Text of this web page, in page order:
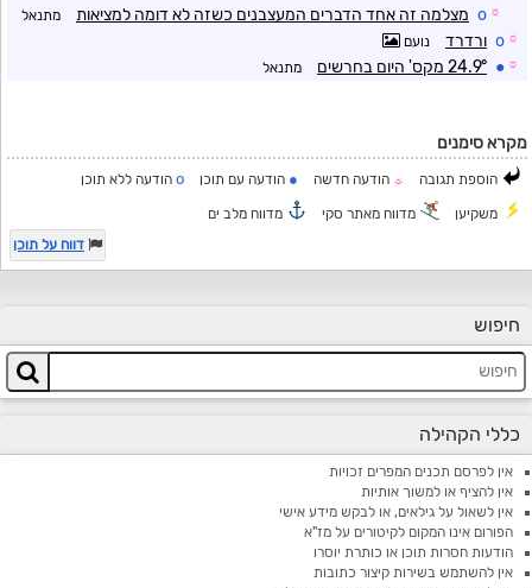
☼
o מצלמה זה אחד הדברים המעצבנים כשזה לא דומה למציאות מתנאל
☼
o ורדרד נועם
☼
● 24.9° מקס' היום בחרשים מתנאל
מקרא סימנים
הוספת תגובה ☼ הודעה חדשה ● הודעה עם תוכן o הודעה ללא תוכן
משקיען מדווח מאתר סקי
מדווח מלב ים
דווח על תוכן
חיפוש
כללי הקהילה
אין לפרסם תכנים המפרים זכויות
אין להציף או למשוך אותיות
אין לשאול על גילאים, או לבקש מידע אישי
הפורום אינו המקום לקיטורים על מז"א
הודעות חסרות תוכן או כותרת יוסרו
אין להשתמש בשירות קיצור כתובות